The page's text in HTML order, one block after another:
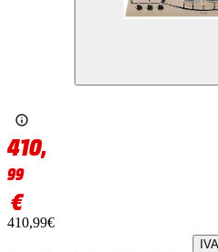
410,
99
€
410,99€